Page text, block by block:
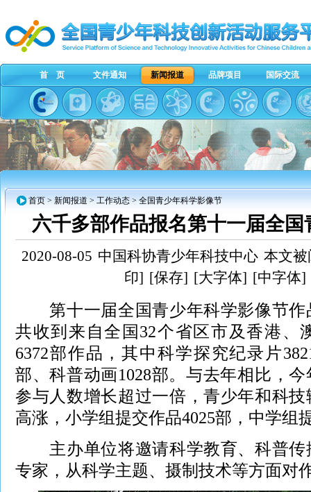
首 页 文件通知 新闻报道 品牌项目 国际交流
首页 > 新闻报道 > 工作动态 > 全国青少年科学影像节
六千多部作品报名第十一届全
2020-08-05 中国科协青少年科技中心 本文被
印] [保存] [大字体] [中字体]
第十一届全国青少年科学影像节作
共收到来自全国32个省区市及香港、
6372部作品，其中科学探究纪录片
部、科普动画1028部。与去年相比，
参与人数增长超过一倍，青少年和科
高涨，小学组提交作品4025部，中学组
主办单位将邀请科学教育、科普传
专家，从科学主题、摄制技术等方面对